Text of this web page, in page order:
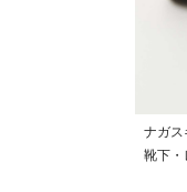
ナガス
靴下・